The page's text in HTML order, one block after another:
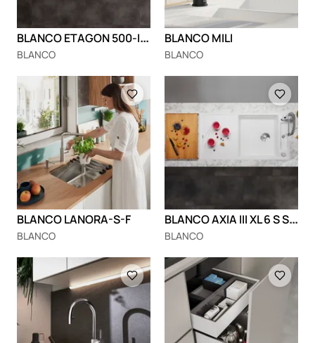
B
LANCO ETAGON 500-IF/A
BLANCO
BLANCO MILI
BLANCO
Loading
BLANCO LANORA-S-F
BLANCO
B
LANCO AXIA III XL 6 S Silgranit
BLANCO
Loading Loading